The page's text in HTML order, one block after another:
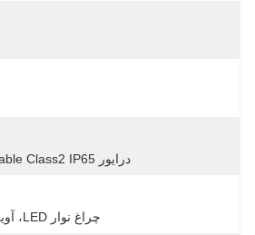
درایور LED Dimmable Dimmable Class2 IP65
چراغ نوار LED، آویز، خطی، چراغ های یارو